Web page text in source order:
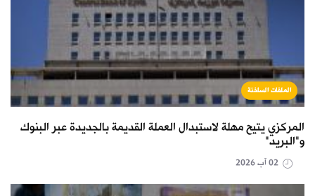
الملفات الساخنة
المركزي يتيح مهلة لاستبدال العملة القديمة بالجديدة عبر البنوك
و"البريد"